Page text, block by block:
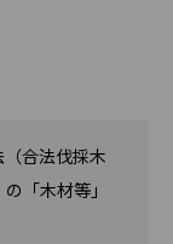
合法伐採木
「木材等」